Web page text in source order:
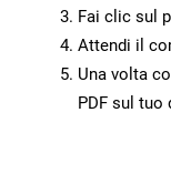
Fai clic sul
Attendi il
Una volta
PDF sul